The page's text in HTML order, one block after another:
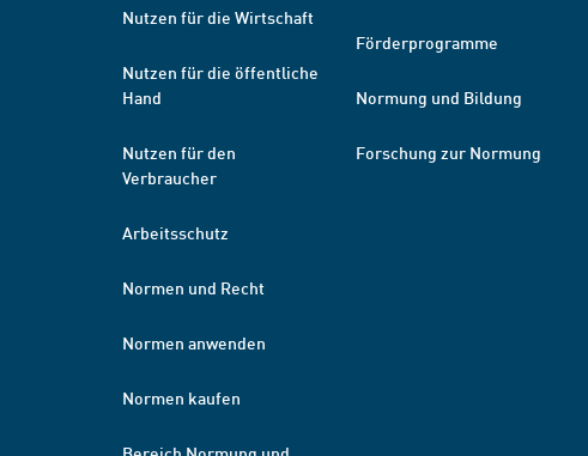
Nutzen für die Wirtschaft
Nutzen für die öffentliche
Hand
Nutzen für den
Verbraucher
Arbeitsschutz
Normen und Recht
Normen anwenden
Normen kaufen
Förderprogramme
Normung und Bildung
Forschung zur Normung